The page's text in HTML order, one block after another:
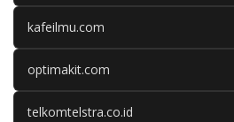
kafeilmu.com
optimakit.com
telkomtelstra.co.id